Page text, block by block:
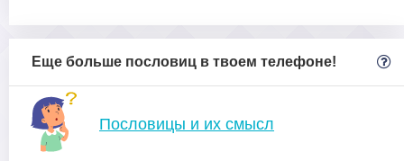
Еще больше пословиц в твоем телефоне!
Пословицы и их смысл